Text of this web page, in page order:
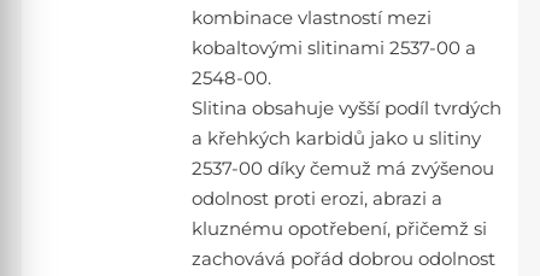
kombinace vlastností mezi
kobaltovými slitinami 2537-00 a
2548-00.
Slitina obsahuje vyšší podíl tvrdých
a křehkých karbidů jako u slitiny
2537-00 díky čemuž má zvýšenou
odolnost proti erozi, abrazi a
kluznému opotřebení, přičemž si
zachovává pořád dobrou odolnost